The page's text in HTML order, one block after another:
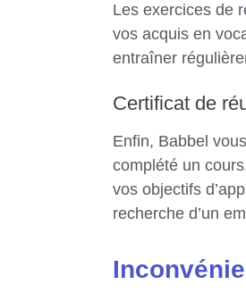
Les exercices de
vos acquis en
entraîner
Certificat de
Enfin, Babbel
complété un
vos objectifs
recherche d’un